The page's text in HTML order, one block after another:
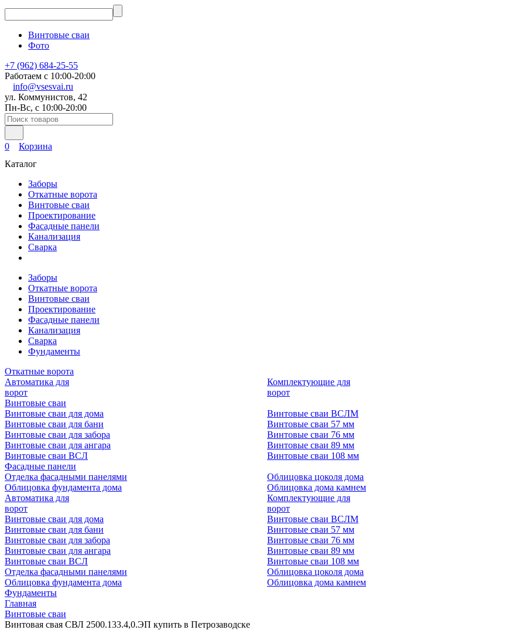
Винтовые сваи
Фото
+7 (962) 684-25-55
Работаем с 10:00-20:00
info@vsesvai.ru
ул. Коммунистов, 42
Пн-Вс, с 10:00-20:00
0
Корзина
Каталог
Заборы
Откатные ворота
Винтовые сваи
Проектирование
Фасадные панели
Канализация
Сварка
Заборы
Откатные ворота
Винтовые сваи
Проектирование
Фасадные панели
Канализация
Сварка
Фундаменты
Откатные ворота
Автоматика для
ворот
Комплектующие для
ворот
Винтовые сваи
Винтовые сваи для дома
Винтовые сваи для бани
Винтовые сваи для забора
Винтовые сваи для ангара
Винтовые сваи ВСЛ
Винтовые сваи ВСЛМ
Винтовые сваи 57 мм
Винтовые сваи 76 мм
Винтовые сваи 89 мм
Винтовые сваи 108 мм
Фасадные панели
Отделка фасадными панелями
Облицовка фундамента дома
Облицовка цоколя дома
Облицовка дома камнем
Автоматика для
ворот
Комплектующие для
ворот
Винтовые сваи для дома
Винтовые сваи для бани
Винтовые сваи для забора
Винтовые сваи для ангара
Винтовые сваи ВСЛ
Винтовые сваи ВСЛМ
Винтовые сваи 57 мм
Винтовые сваи 76 мм
Винтовые сваи 89 мм
Винтовые сваи 108 мм
Отделка фасадными панелями
Облицовка фундамента дома
Облицовка цоколя дома
Облицовка дома камнем
Фундаменты
Главная
Винтовые сваи
Винтовая свая СВЛ 2500.133.4,0.ЭП купить в Петрозаводске